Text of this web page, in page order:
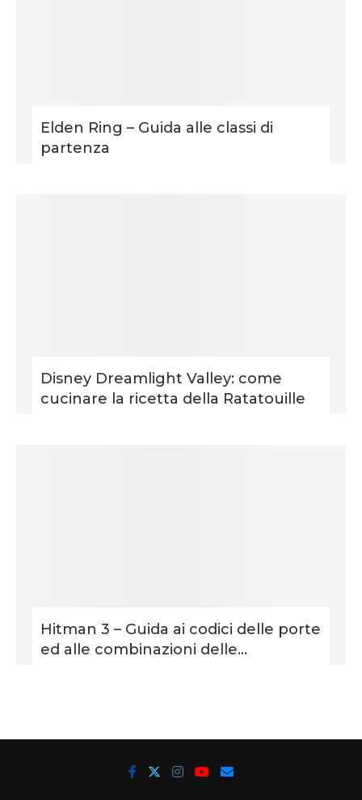
Elden Ring – Guida alle classi di
partenza
Disney Dreamlight Valley: come
cucinare la ricetta della Ratatouille
Hitman 3 – Guida ai codici delle porte
ed alle combinazioni delle...